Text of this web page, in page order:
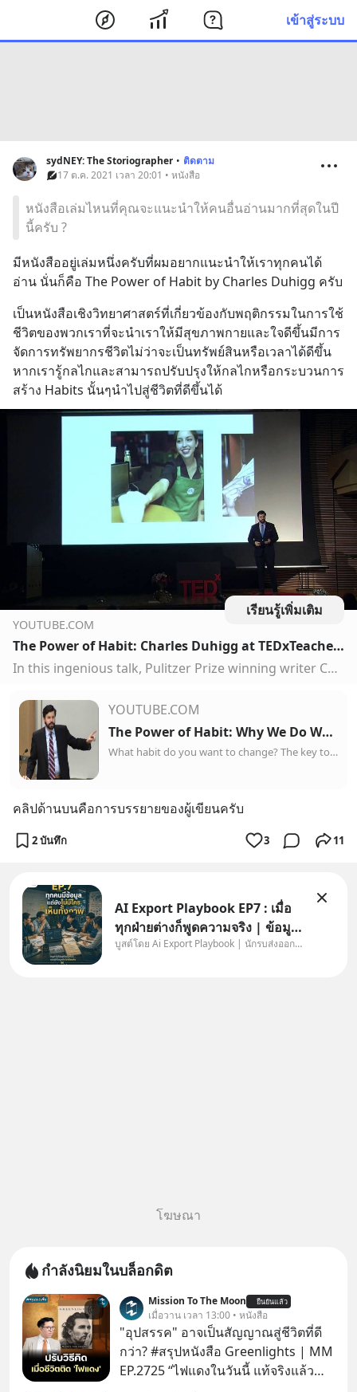
เข้าสู่ระบบ
sydNEY: The Storiographer • ติดตาม
17 ต.ค. 2021 เวลา 20:01 • หนังสือ
หนังสือเล่มไหนที่คุณจะแนะนำให้คนอื่นอ่านมากที่สุดในปี
นี้ครับ ?
มีหนังสืออยู่เล่มหนึ่งครับที่ผมอยากแนะนำให้เราทุกคนได้
อ่าน นั่นก็คือ The Power of Habit by Charles Duhigg ครับ
เป็นหนังสือเชิงวิทยาศาสตร์ที่เกี่ยวข้องกับพฤติกรรมในการใช้
ชีวิตของพวกเราที่จะนำเราให้มีสุขภาพกายและใจดีขึ้นมีการ
จัดการทรัพยากรชีวิตไม่ว่าจะเป็นทรัพย์สินหรือเวลาได้ดีขึ้น
หากเรารู้กลไกและสามารถปรับปรุงให้กลไกหรือกระบวนการ
สร้าง Habits นั้นๆนำไปสู่ชีวิตที่ดีขึ้นได้
เรียนรู้เพิ่มเติม
YOUTUBE.COM
The Power of Habit: Charles Duhigg at TEDxTeachersCollege
In this ingenious talk, Pulitzer Prize winning writer Charles Duhigg seamlessly combines informational facts from research, anecdotes from real events, and p...
YOUTUBE.COM
The Power of Habit: Why We Do What We Do in Life and Business
What habit do you want to change? The key to exercising regularly, losing weight, raising exceptional children, becoming more productive, building revolutio...
คลิปด้านบนคือการบรรยายของผู้เขียนครับ
2 บันทึก 3 11
AI Export Playbook EP7 : เมื่อ
ทุกฝ่ายต่างก็พูดความจริง | ข้อมูล
ไม่ได้โกหก แต่คนเราเลือกมอง
บูสต์โดย Ai Export Playbook | นักรบส่งออกยุค AI
โฆษณา
กำลังนิยมในบล็อกดิต
Mission To The Moon ยืนยันแล้ว
เมื่อวาน เวลา 13:00 • หนังสือ
"อุปสรรค" อาจเป็นสัญญาณสู่ชีวิตที่ดี
กว่า? #สรุปหนังสือ Greenlights | MM
EP.2725 “ไฟแดงในวันนี้ แท้จริงแล้ว